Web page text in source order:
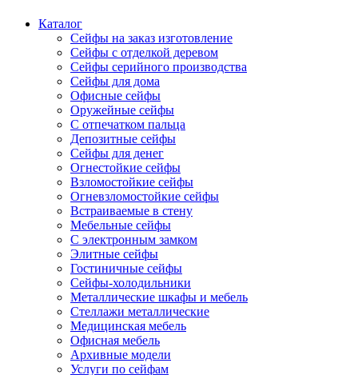
Каталог
Сейфы на заказ изготовление
Сейфы с отделкой деревом
Сейфы серийного производства
Сейфы для дома
Офисные сейфы
Оружейные сейфы
С отпечатком пальца
Депозитные сейфы
Сейфы для денег
Огнестойкие сейфы
Взломостойкие сейфы
Огневзломостойкие сейфы
Встраиваемые в стену
Мебельные сейфы
С электронным замком
Элитные сейфы
Гостиничные сейфы
Сейфы-холодильники
Металлические шкафы и мебель
Стеллажи металлические
Медицинская мебель
Офисная мебель
Архивные модели
Услуги по сейфам